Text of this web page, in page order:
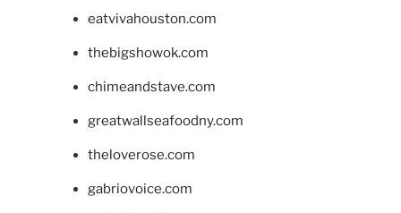
eatvivahouston.com
thebigshowok.com
chimeandstave.com
greatwallseafoodny.com
theloverose.com
gabriovoice.com